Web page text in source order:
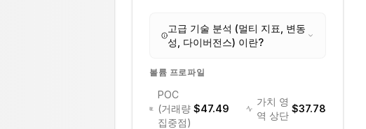
고급 기술 분석 (멀티 지표, 변동
성, 다이버전스) 이란?
볼륨 프로파일
POC
(거래량
집중점)
$47.49
가치 영
역 상단
$37.78